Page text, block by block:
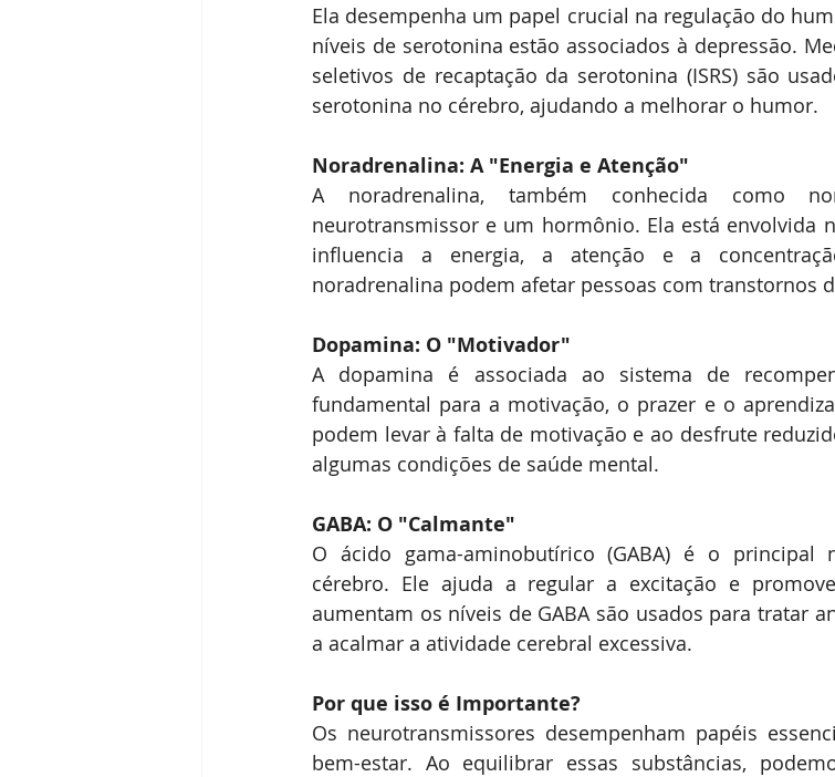
Ela desempenha um papel crucial na regulação do
níveis de serotonina estão associados à depressão.
seletivos de recaptação da serotonina (ISRS) são
serotonina no cérebro, ajudando a melhorar o humor.
Noradrenalina: A "Energia e Atenção"
A noradrenalina, também conhecida como
neurotransmissor e um hormônio. Ela está envolvida
influencia a energia, a atenção e a
noradrenalina podem afetar pessoas com transtornos
Dopamina: O "Motivador"
A dopamina é associada ao sistema de
fundamental para a motivação, o prazer e o
podem levar à falta de motivação e ao desfrute
algumas condições de saúde mental.
GABA: O "Calmante"
O ácido gama-aminobutírico (GABA) é o principal
cérebro. Ele ajuda a regular a excitação e
aumentam os níveis de GABA são usados para tratar
a acalmar a atividade cerebral excessiva.
Por que isso é Importante?
Os neurotransmissores desempenham papéis
bem-estar. Ao equilibrar essas substâncias,